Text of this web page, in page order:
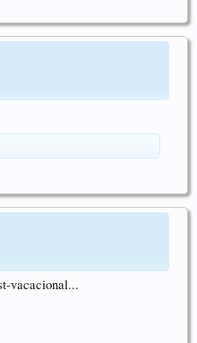
vacacional...